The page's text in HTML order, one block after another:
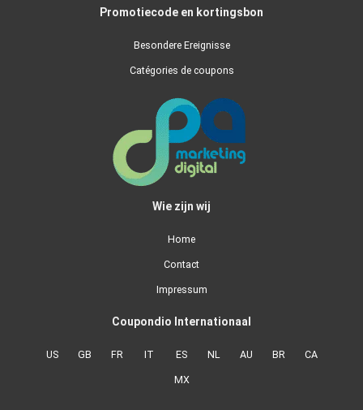
Promotiecode en kortingsbon
Besondere Ereignisse
Catégories de coupons
Wie zijn wij
Home
Contact
Impressum
Coupondio Internationaal
US GB FR IT ES NL AU BR CA
MX